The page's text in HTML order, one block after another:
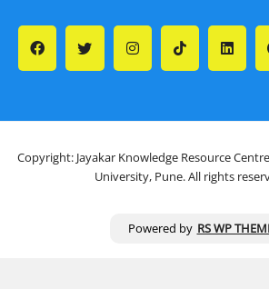
Copyright: Jayakar Knowledge Resource
University, Pune. All rights
Powered by RS WP